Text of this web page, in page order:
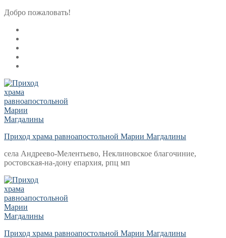
Перейти
содержимому
Меню
Закрыть
Добро пожаловать!
Приход храма равноапостольной Марии Магдалины
села Андреево-Мелентьево, Неклиновское благочиние,
ростовская-на-дону епархия, рпц мп
Приход храма равноапостольной Марии Магдалины